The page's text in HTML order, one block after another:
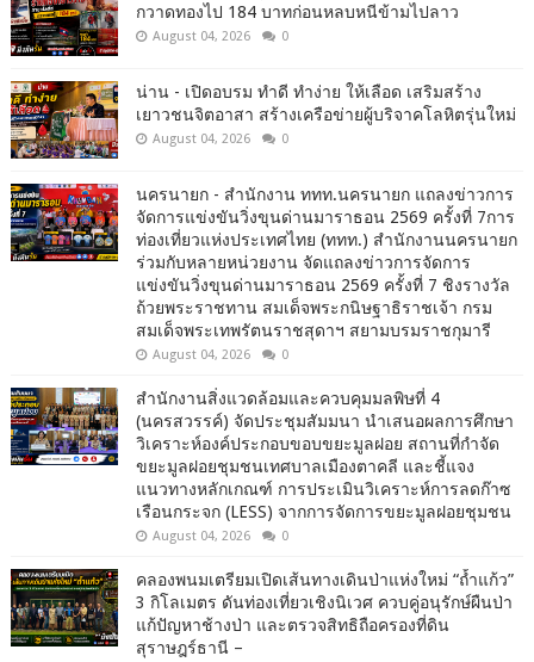
กวาดทองไป 184 บาทก่อนหลบหนีข้ามไปลาว
August 04, 2026 0
น่าน - เปิดอบรม ทำดี ทำง่าย ให้เลือด เสริมสร้าง
เยาวชนจิตอาสา สร้างเครือข่ายผู้บริจาคโลหิตรุ่นใหม่
August 04, 2026 0
นครนายก - สำนักงาน ททท.นครนายก แถลงข่าวการ
จัดการแข่งขันวิ่งขุนด่านมาราธอน 2569 ครั้งที่ 7การ
ท่องเที่ยวแห่งประเทศไทย (ททท.) สำนักงานนครนายก
ร่วมกับหลายหน่วยงาน จัดแถลงข่าวการจัดการ
แข่งขันวิ่งขุนด่านมาราธอน 2569 ครั้งที่ 7 ชิงรางวัล
ถ้วยพระราชทาน สมเด็จพระกนิษฐาธิราชเจ้า กรม
สมเด็จพระเทพรัตนราชสุดาฯ สยามบรมราชกุมารี
August 04, 2026 0
สำนักงานสิ่งแวดล้อมและควบคุมมลพิษที่ 4
(นครสวรรค์) จัดประชุมสัมมนา นำเสนอผลการศึกษา
วิเคราะห์องค์ประกอบขอบขยะมูลฝอย สถานที่กำจัด
ขยะมูลฝอยชุมชนเทศบาลเมืองตาคลี และชี้แจง
แนวทางหลักเกณฑ์ การประเมินวิเคราะห์การลดก๊าซ
เรือนกระจก (LESS) จากการจัดการขยะมูลฝอยชุมชน
August 04, 2026 0
คลองพนมเตรียมเปิดเส้นทางเดินป่าแห่งใหม่ “ถ้ำแก้ว”
3 กิโลเมตร ดันท่องเที่ยวเชิงนิเวศ ควบคู่อนุรักษ์ผืนป่า
แก้ปัญหาช้างป่า และตรวจสิทธิถือครองที่ดิน
สุราษฎร์ธานี –